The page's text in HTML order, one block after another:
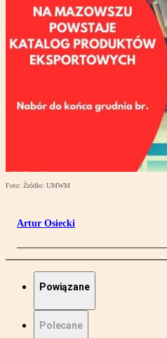
Foto: Źródło: UMWM
Artur Osiecki
Powiązane
Polecane